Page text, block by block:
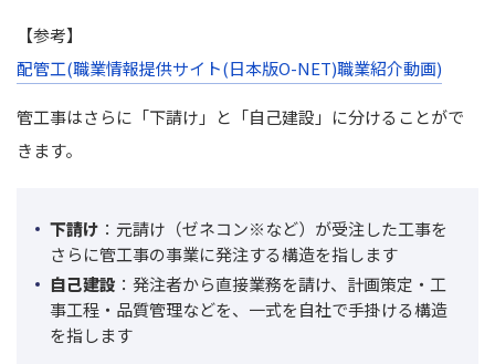
【参考】
配管工(職業情報提供サイト(日本版O-NET)職業紹介動画)
管工事はさらに「下請け」と「自己建設」に分けることがで
きます。
下請け ：元請け（ゼネコン※など）が受注した工事を
さらに管工事の事業に発注する構造を指します
自己建設 ：発注者から直接業務を請け、計画策定・工
事工程・品質管理などを、一式を自社で手掛ける構造
を指します